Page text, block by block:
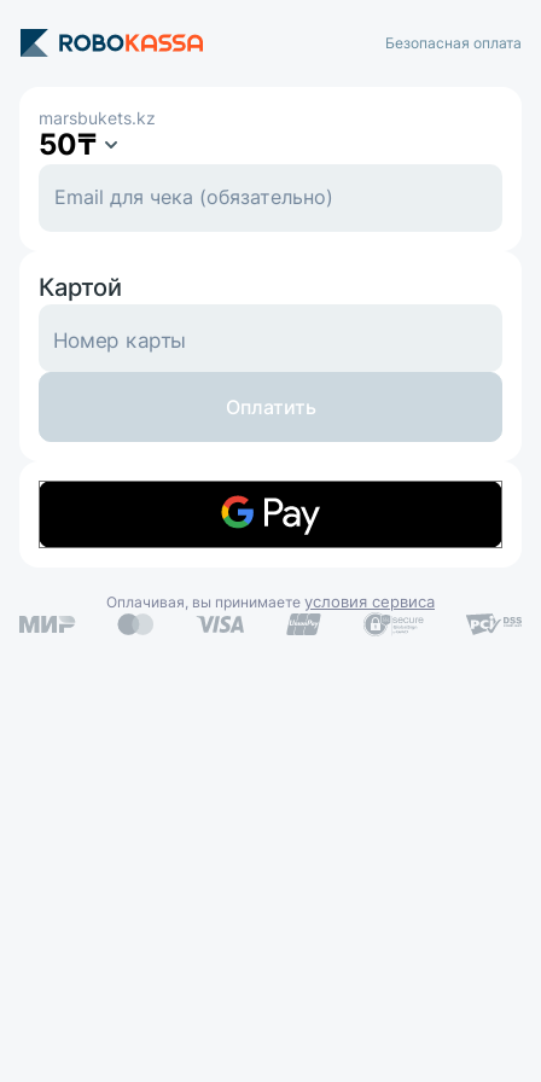
Безопасная оплата
marsbukets.kz
50₸
Картой
Номер карты
Оплатить
Оплачивая, вы принимаете условия сервиса